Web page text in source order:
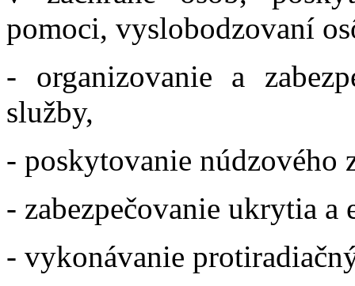
pomoci, vyslobodzovaní
- organizovanie a
služby,
- poskytovanie núdzového
- zabezpečovanie ukrytia a
- vykonávanie